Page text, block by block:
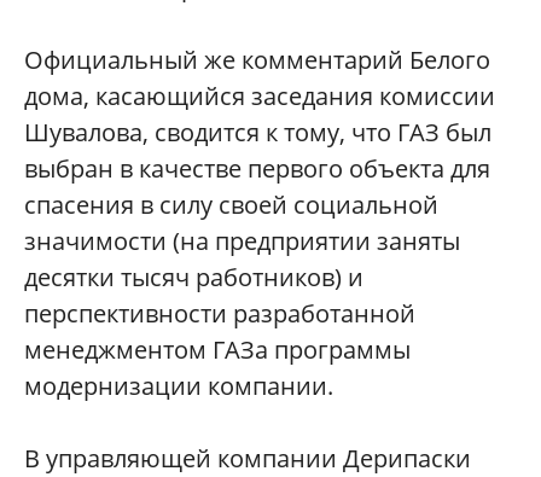
Официальный же комментарий Белого
дома, касающийся заседания комиссии
Шувалова, сводится к тому, что ГАЗ был
выбран в качестве первого объекта для
спасения в силу своей социальной
значимости (на предприятии заняты
десятки тысяч работников) и
перспективности разработанной
менеджментом ГАЗа программы
модернизации компании.
В управляющей компании Дерипаски